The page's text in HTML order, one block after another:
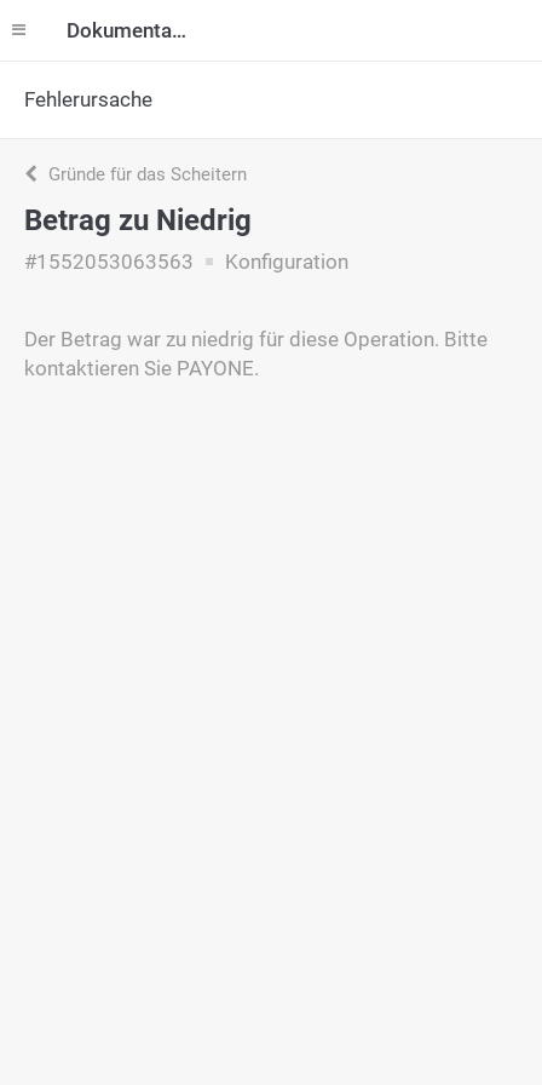
Dokumentation
Fehlerursache
Gründe für das Scheitern
Betrag zu Niedrig
#1552053063563 Konfiguration
Der Betrag war zu niedrig für diese Operation. Bitte
kontaktieren Sie PAYONE.